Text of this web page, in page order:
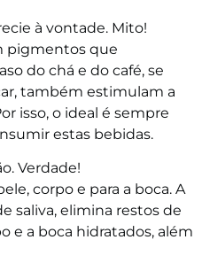
à vontade. Mito!
pigmentos que
do chá e do café, se
também estimulam a
isso, o ideal é sempre
estas bebidas.
Verdade!
corpo e para a boca. A
saliva, elimina restos de
e a boca hidratados, além